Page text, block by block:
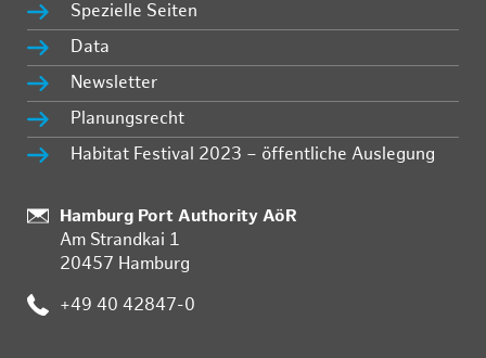
Spezielle Seiten
Data
Newsletter
Planungsrecht
Habitat Festival 2023 – öffentliche Auslegung
:
Hamburg Port Authority AöR
Am Strandkai 1
20457 Hamburg
: +49 40 42847-0